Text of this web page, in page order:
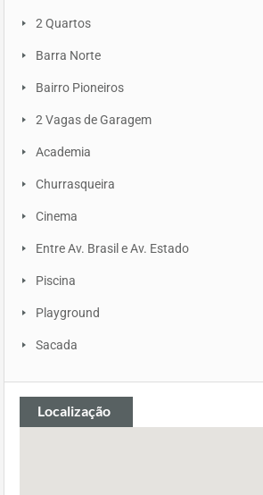
2 Quartos
Barra Norte
Bairro Pioneiros
2 Vagas de Garagem
Academia
Churrasqueira
Cinema
Entre Av. Brasil e Av. Estado
Piscina
Playground
Sacada
Localização